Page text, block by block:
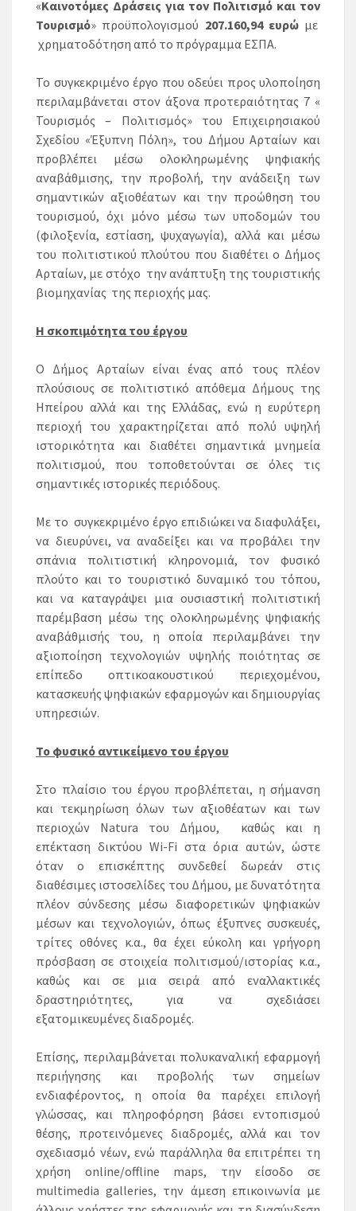
«Καινοτόμες Δράσεις για τον Πολιτισμό και τον
Τουρισμό» προϋπολογισμού 207.160,94 ευρώ με
χρηματοδότηση από το πρόγραμμα ΕΣΠΑ.
Το συγκεκριμένο έργο που οδεύει προς υλοποίηση
περιλαμβάνεται στον άξονα προτεραιότητας 7 «
Τουρισμός – Πολιτισμός» του Επιχειρησιακού
Σχεδίου «Έξυπνη Πόλη», του Δήμου Αρταίων και
προβλέπει μέσω ολοκληρωμένης ψηφιακής
αναβάθμισης, την προβολή, την ανάδειξη των
σημαντικών αξιοθέατων και την προώθηση του
τουρισμού, όχι μόνο μέσω των υποδομών του
(φιλοξενία, εστίαση, ψυχαγωγία), αλλά και μέσω
του πολιτιστικού πλούτου που διαθέτει ο Δήμος
Αρταίων, με στόχο την ανάπτυξη της τουριστικής
βιομηχανίας της περιοχής μας.
Η σκοπιμότητα του έργου
Ο Δήμος Αρταίων είναι ένας από τους πλέον
πλούσιους σε πολιτιστικό απόθεμα Δήμους της
Ηπείρου αλλά και της Ελλάδας, ενώ η ευρύτερη
περιοχή του χαρακτηρίζεται από πολύ υψηλή
ιστορικότητα και διαθέτει σημαντικά μνημεία
πολιτισμού, που τοποθετούνται σε όλες τις
σημαντικές ιστορικές περιόδους.
Με το συγκεκριμένο έργο επιδιώκει να διαφυλάξει,
να διευρύνει, να αναδείξει και να προβάλει την
σπάνια πολιτιστική κληρονομιά, τον φυσικό
πλούτο και το τουριστικό δυναμικό του τόπου,
και να καταγράψει μια ουσιαστική πολιτιστική
παρέμβαση μέσω της ολοκληρωμένης ψηφιακής
αναβάθμισής του, η οποία περιλαμβάνει την
αξιοποίηση τεχνολογιών υψηλής ποιότητας σε
επίπεδο οπτικοακουστικού περιεχομένου,
κατασκευής ψηφιακών εφαρμογών και δημιουργίας
υπηρεσιών.
Το φυσικό αντικείμενο του έργου
Στο πλαίσιο του έργου προβλέπεται, η σήμανση
και τεκμηρίωση όλων των αξιοθέατων και των
περιοχών Natura του Δήμου, καθώς και η
επέκταση δικτύου Wi-Fi στα όρια αυτών, ώστε
όταν ο επισκέπτης συνδεθεί δωρεάν στις
διαθέσιμες ιστοσελίδες του Δήμου, με δυνατότητα
πλέον σύνδεσης μέσω διαφορετικών ψηφιακών
μέσων και τεχνολογιών, όπως έξυπνες συσκευές,
τρίτες οθόνες κ.α., θα έχει εύκολη και γρήγορη
πρόσβαση σε στοιχεία πολιτισμού/ιστορίας κ.α.,
καθώς και σε μια σειρά από εναλλακτικές
δραστηριότητες, για να σχεδιάσει
εξατομικευμένες διαδρομές.
Επίσης, περιλαμβάνεται πολυκαναλική εφαρμογή
περιήγησης και προβολής των σημείων
ενδιαφέροντος, η οποία θα παρέχει επιλογή
γλώσσας, και πληροφόρηση βάσει εντοπισμού
θέσης, προτεινόμενες διαδρομές, αλλά και τον
σχεδιασμό νέων, ενώ παράλληλα θα επιτρέπει τη
χρήση online/offline maps, την είσοδο σε
multimedia galleries, την άμεση επικοινωνία με